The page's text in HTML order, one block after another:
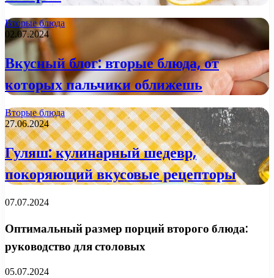
Вторые блюда
02.07.2024
Вкусный блог: вторые блюда, от
которых пальчики оближешь
Вторые блюда
27.06.2024
Гуляш: кулинарный шедевр,
покоряющий вкусовые рецепторы
07.07.2024
Оптимальный размер порций второго блюда:
руководство для столовых
05.07.2024